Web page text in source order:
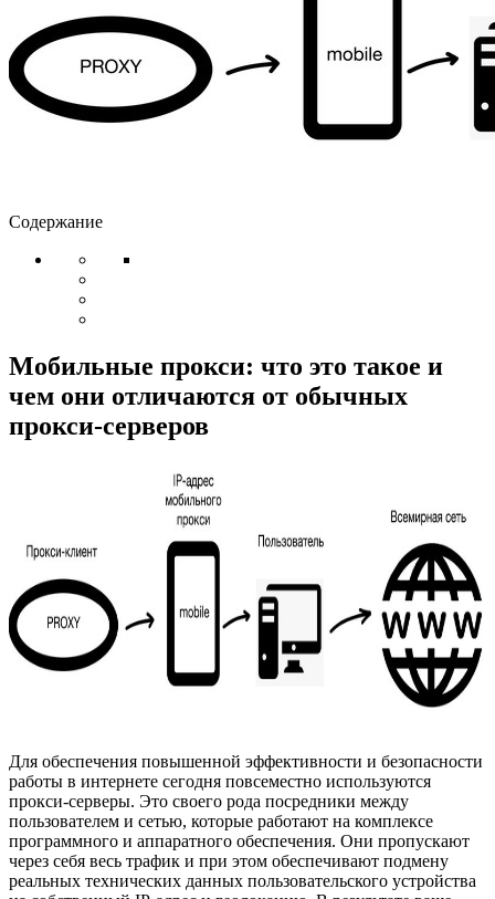
Содержание
Мобильные прокси: что это такое и
чем они отличаются от обычных
прокси-серверов
Для обеспечения повышенной эффективности и безопасности
работы в интернете сегодня повсеместно используются
прокси-серверы. Это своего рода посредники между
пользователем и сетью, которые работают на комплексе
программного и аппаратного обеспечения. Они пропускают
через себя весь трафик и при этом обеспечивают подмену
реальных технических данных пользовательского устройства